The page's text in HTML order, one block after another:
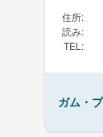
住所:
読み:
TEL :
ガム・